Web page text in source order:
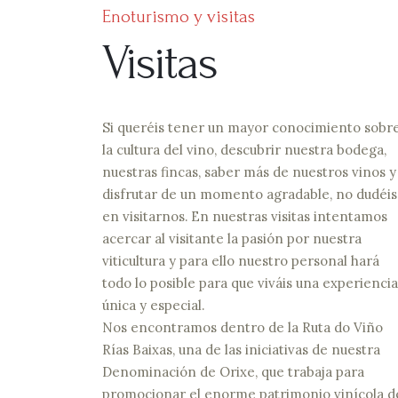
Enoturismo y visitas
Visitas
Si queréis tener un mayor conocimiento
la cultura del vino, descubrir nuestra bodega,
nuestras fincas, saber más de nuestros vinos y
disfrutar de un momento agradable, no dudéis
en visitarnos. En nuestras visitas intentamos
acercar al visitante la pasión por nuestra
viticultura y para ello nuestro personal hará
todo lo posible para que viváis una experiencia
única y especial.
Nos encontramos dentro de la Ruta do Viño
Rías Baixas, una de las iniciativas de nuestra
Denominación de Orixe, que trabaja para
promocionar el enorme patrimonio vinícola